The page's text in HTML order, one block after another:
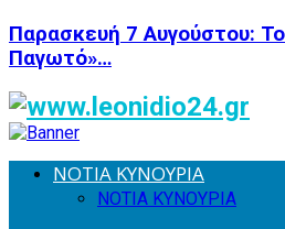
Παρασκευή 7 Αυγούστου:
Παγωτό»…
ΝΟΤΙΑ ΚΥΝΟΥΡΙΑ
ΝΟΤΙΑ ΚΥΝΟΥΡΙΑ